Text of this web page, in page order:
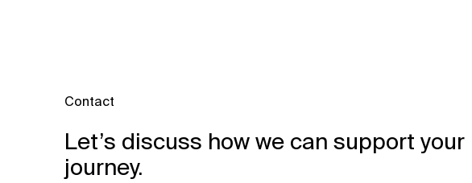
Contact
Let’s discuss how we can support your
journey.